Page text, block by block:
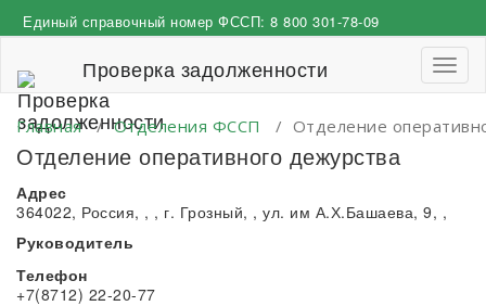
к
Единый справочный номер ФССП: 8 800 301-78-09
Проверка задолженности
Главная/Отделения ФССП / Отделение
Отделение оперативного дежурства
Адрес
364022, Россия, , , г. Грозный, , ул. им А.Х.Башаева, 9, ,
Руководитель
Телефон
+7(8712) 22-20-77